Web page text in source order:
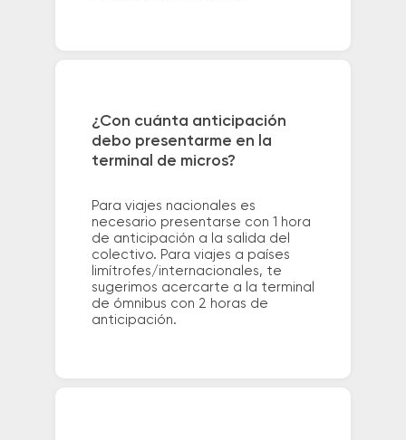
¿Con cuánta anticipación
debo presentarme en la
terminal de micros?
Para viajes nacionales es
necesario presentarse con 1 hora
de anticipación a la salida del
colectivo. Para viajes a países
limítrofes/internacionales, te
sugerimos acercarte a la terminal
de ómnibus con 2 horas de
anticipación.